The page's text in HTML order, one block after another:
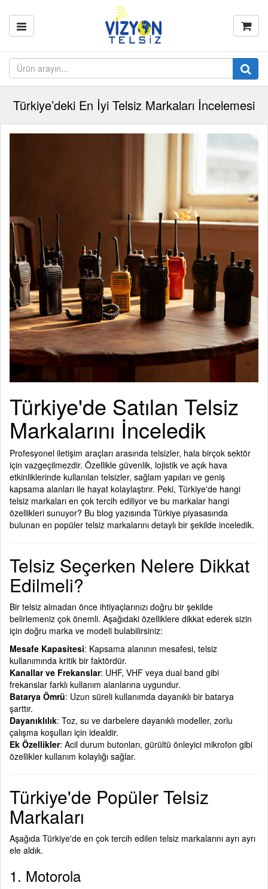
Türkiye’deki En İyi Telsiz Markaları İncelemesi
Türkiye'de Satılan Telsiz
Markalarını İnceledik
Profesyonel iletişim araçları arasında telsizler, hala birçok sektör
için vazgeçilmezdir. Özellikle güvenlik, lojistik ve açık hava
etkinliklerinde kullanılan telsizler, sağlam yapıları ve geniş
kapsama alanları ile hayat kolaylaştırır. Peki, Türkiye'de hangi
telsiz markaları en çok tercih ediliyor ve bu markalar hangi
özellikleri sunuyor? Bu blog yazısında Türkiye piyasasında
bulunan en popüler telsiz markalarını detaylı bir şekilde inceledik.
Telsiz Seçerken Nelere Dikkat
Edilmeli?
Bir telsiz almadan önce ihtiyaçlarınızı doğru bir şekilde
belirlemeniz çok önemli. Aşağıdaki özelliklere dikkat ederek sizin
için doğru marka ve modeli bulabilirsiniz:
Mesafe Kapasitesi: Kapsama alanının mesafesi, telsiz
kullanımında kritik bir faktördür.
Kanallar ve Frekanslar: UHF, VHF veya dual band gibi
frekanslar farklı kullanım alanlarına uygundur.
Batarya Ömrü: Uzun süreli kullanımda dayanıklı bir batarya
şarttır.
Dayanıklılık: Toz, su ve darbelere dayanıklı modeller, zorlu
çalışma koşulları için idealdir.
Ek Özellikler: Acil durum butonları, gürültü önleyici mikrofon gibi
özellikler kullanım kolaylığı sağlar.
Türkiye'de Popüler Telsiz
Markaları
Aşağıda Türkiye'de en çok tercih edilen telsiz markalarını ayrı ayrı
ele aldık.
1. Motorola